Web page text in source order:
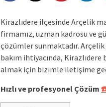
Kirazlıdere ilçesinde Arçelik
firmamız, uzman kadrosu ve
çözümler sunmaktadır. Arçelik
bakım ihtiyacında,
almak için bizimle iletişime
Hızlı ve profesyonel Çözüm